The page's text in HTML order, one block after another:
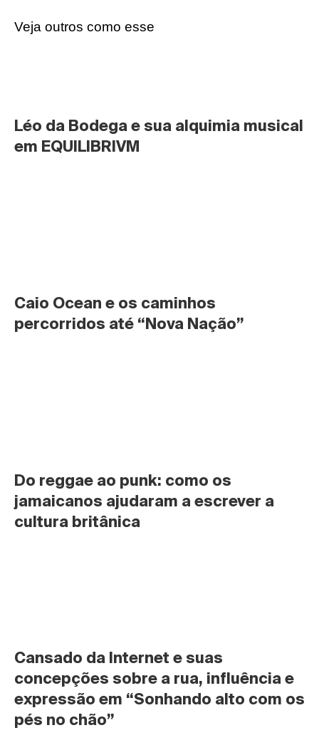
Veja outros como esse
Léo da Bodega e sua alquimia musical
em EQUILIBRIVM
Caio Ocean e os caminhos
percorridos até “Nova Nação”
Do reggae ao punk: como os
jamaicanos ajudaram a escrever a
cultura britânica
Cansado da Internet e suas
concepções sobre a rua, influência e
expressão em “Sonhando alto com os
pés no chão”